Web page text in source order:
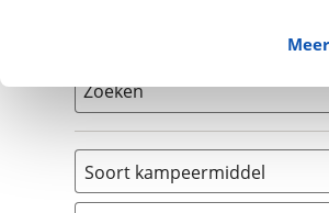
Zoeken
Soort kampeermiddel
Camper (8)